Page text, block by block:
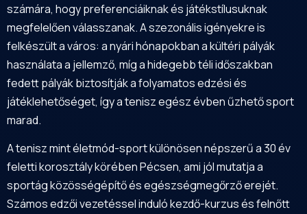
számára, hogy preferenciáiknak és játékstílusuknak
megfelelően válasszanak. A szezonális igényekre is
felkészült a város: a nyári hónapokban a kültéri pályák
használata a jellemző, míg a hidegebb téli időszakban
fedett pályák biztosítják a folyamatos edzési és
játéklehetőséget, így a tenisz egész évben űzhető sport
marad.
A tenisz mint életmód-sport különösen népszerű a 30 év
feletti korosztály körében Pécsen, ami jól mutatja a
sportág közösségépítő és egészségmegőrző erejét.
Számos edzői vezetéssel induló kezdő-kurzus és felnőtt